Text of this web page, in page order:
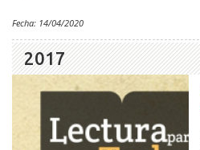
Fecha: 14/04/2020
2017